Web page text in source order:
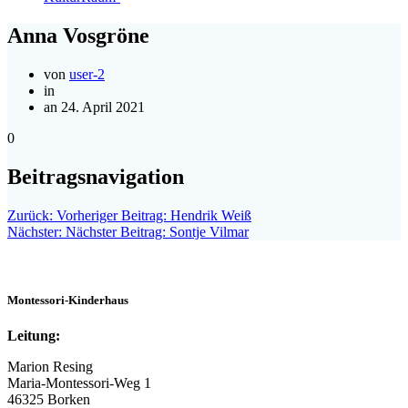
Anna Vosgröne
von user-2
in
an 24. April 2021
0
Beitragsnavigation
Zurück: Vorheriger Beitrag: Hendrik Weiß
Nächster: Nächster Beitrag: Sontje Vilmar
Montessori-Kinderhaus
Leitung:
Marion Resing
Maria-Montessori-Weg 1
46325 Borken